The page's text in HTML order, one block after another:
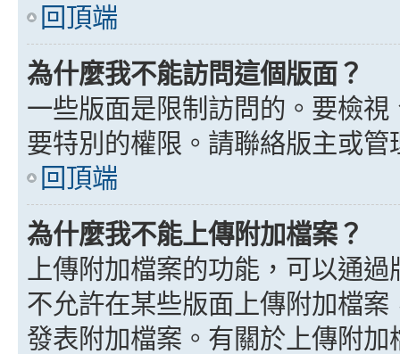
回頂端
為什麼我不能訪問這個版面？
一些版面是限制訪問的。要檢
要特別的權限。請聯絡版主或管
回頂端
為什麼我不能上傳附加檔案？
上傳附加檔案的功能，可以通
不允許在某些版面上傳附加檔
發表附加檔案。有關於上傳附